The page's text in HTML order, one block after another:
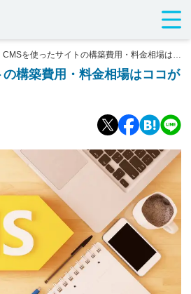
CMSを使ったサイトの構築費用・料金相場はコ
構築費用・料金相場はココが